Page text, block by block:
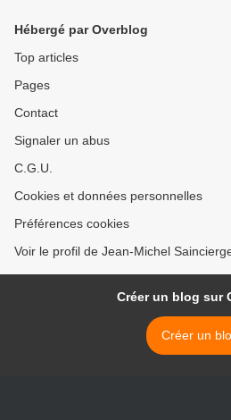
Hébergé par Overblog
Top articles
Pages
Contact
Signaler un abus
C.G.U.
Cookies et données personnelles
Préférences cookies
Voir le profil de Jean-Michel
Créer un blog sur
Créer un